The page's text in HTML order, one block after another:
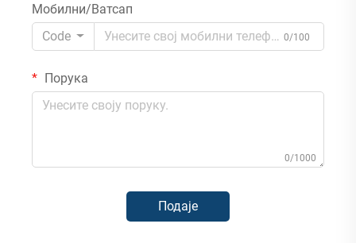
Мобилни/Ватсап
Code
0/100
Порука
0/1000
Подаје